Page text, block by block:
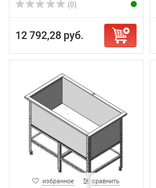
(0)
12 792,28 руб.
избранное сравнить